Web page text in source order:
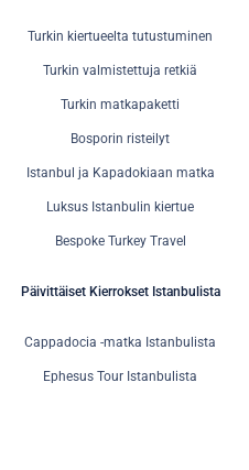
Turkin kiertueelta tutustuminen
Turkin valmistettuja retkiä
Turkin matkapaketti
Bosporin risteilyt
Istanbul ja Kapadokiaan matka
Luksus Istanbulin kiertue
Bespoke Turkey Travel
Päivittäiset Kierrokset Istanbulista
Cappadocia -matka Istanbulista
Ephesus Tour Istanbulista